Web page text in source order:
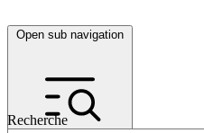
Open sub navigation
Recherche